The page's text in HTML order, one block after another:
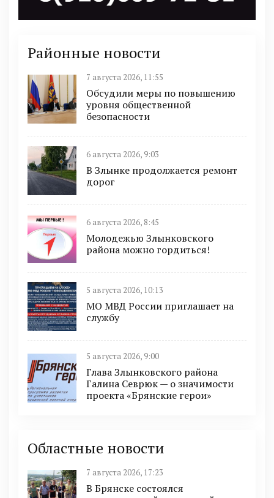
Районные новости
7 августа 2026, 11:55
Обсудили меры по повышению
уровня общественной
безопасности
6 августа 2026, 9:03
В Злынке продолжается ремонт
дорог
6 августа 2026, 8:45
Молодежью Злынковского
района можно гордиться!
5 августа 2026, 10:13
МО МВД России приглашает на
службу
5 августа 2026, 9:00
Глава Злынковского района
Галина Севрюк — о значимости
проекта «Брянские герои»
Областные новости
7 августа 2026, 17:23
В Брянске состоялся